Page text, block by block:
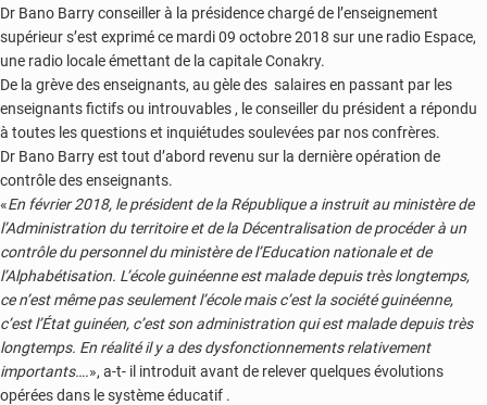
Dr Bano Barry conseiller à la présidence chargé de l’enseignement
supérieur s’est exprimé ce mardi 09 octobre 2018 sur une radio Espace,
une radio locale émettant de la capitale Conakry.
De la grève des enseignants, au gèle des salaires en passant par les
enseignants fictifs ou introuvables , le conseiller du président a répondu
à toutes les questions et inquiétudes soulevées par nos confrères.
Dr Bano Barry est tout d’abord revenu sur la dernière opération de
contrôle des enseignants.
«En février 2018, le président de la République a instruit au ministère de
l’Administration du territoire et de la Décentralisation de procéder à un
contrôle du personnel du ministère de l’Education nationale et de
l’Alphabétisation. L’école guinéenne est malade depuis très longtemps,
ce n’est même pas seulement l’école mais c’est la société guinéenne,
c’est l’État guinéen, c’est son administration qui est malade depuis très
longtemps. En réalité il y a des dysfonctionnements relativement
importants….», a-t- il introduit avant de relever quelques évolutions
opérées dans le système éducatif .